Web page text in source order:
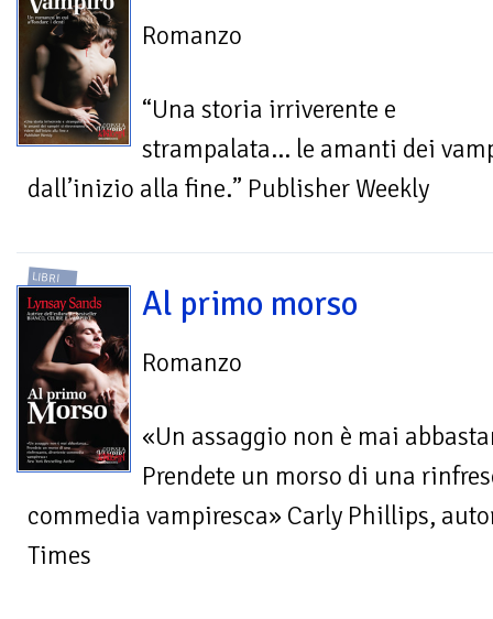
Romanzo
“Una storia irriverente e
strampalata… le amanti dei
dall’inizio alla fine.” Publisher Weekly
LIBRI
Al primo morso
Romanzo
«Un assaggio non è mai
Prendete un morso di una
commedia vampiresca» Carly Phillips,
Times